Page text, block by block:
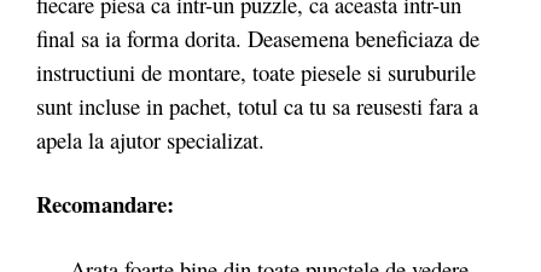
final sa ia forma dorita. Deasemena beneficiaza de
instructiuni de montare, toate piesele si suruburile
sunt incluse in pachet, totul ca tu sa reusesti fara a
apela la ajutor specializat.
Recomandare: